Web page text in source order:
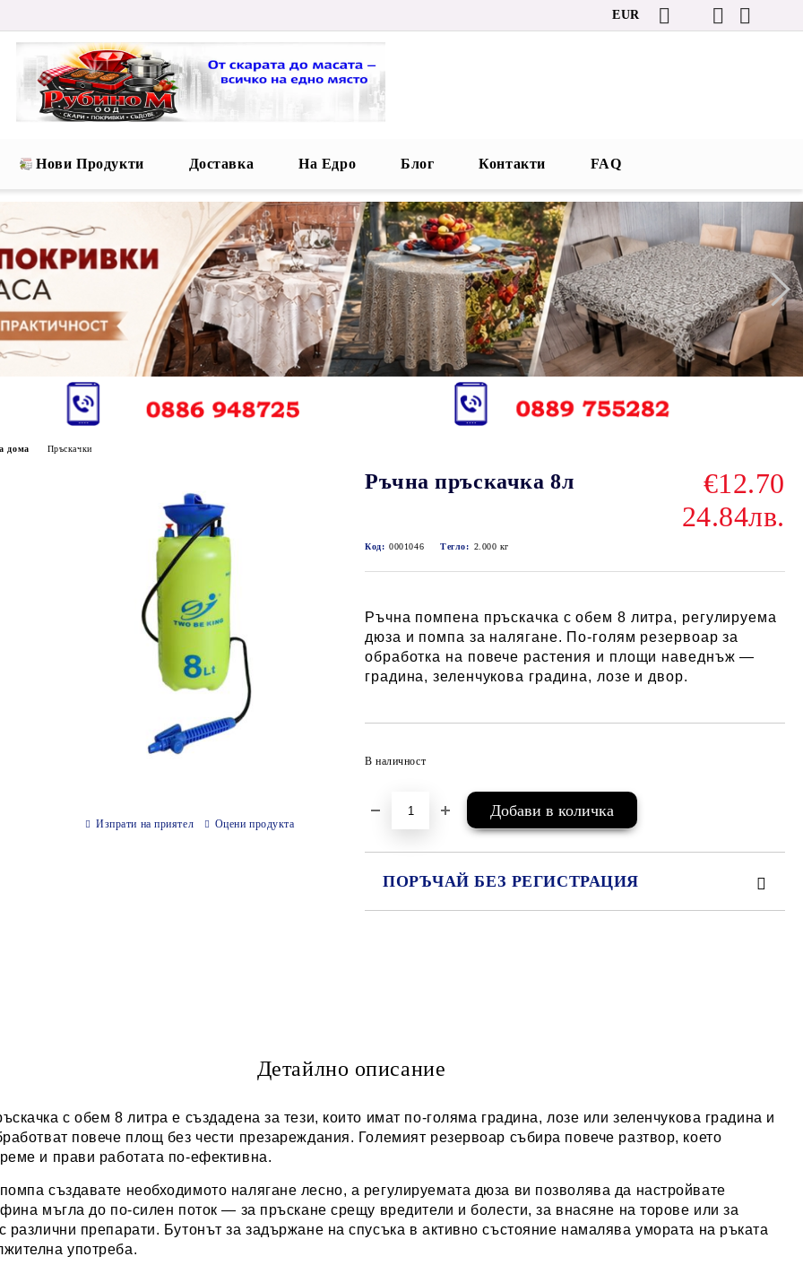
EUR
Нови Продукти Доставка На Едро Блог Контакти FAQ
дома Пръскачки
Ръчна пръскачка 8л
€12.70
24.84лв.
Код: 0001046 Тегло: 2.000 кг
Ръчна помпена пръскачка с обем 8 литра, регулируема
дюза и помпа за налягане. По-голям резервоар за
обработка на повече растения и площи наведнъж —
градина, зеленчукова градина, лозе и двор.
В наличност
ПОРЪЧАЙ БЕЗ РЕГИСТРАЦИЯ
Изпрати на приятел Оцени продукта
Детайлно описание
с обем 8 литра е създадена за тези, които имат по-голяма градина, лозе или зеленчукова градина и
повече площ без чести презареждания. Големият резервоар събира повече разтвор, което
и прави работата по-ефективна.
създавате необходимото налягане лесно, а регулируемата дюза ви позволява да настройвате
фина мъгла до по-силен поток — за пръскане срещу вредители и болести, за внасяне на торове или за
различни препарати. Бутонът за задържане на спусъка в активно състояние намалява умората на ръката
употреба.